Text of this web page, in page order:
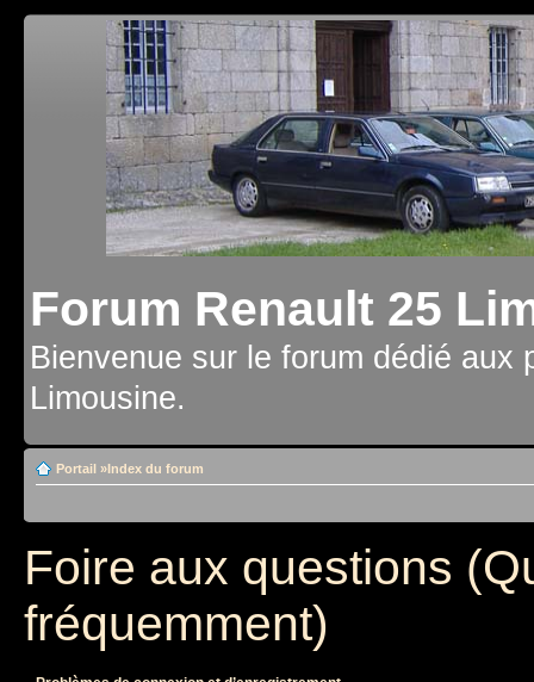
Forum Renault 25
Bienvenue sur le forum dédié aux
Limousine.
Portail »Index du forum
Foire aux questions
fréquemment)